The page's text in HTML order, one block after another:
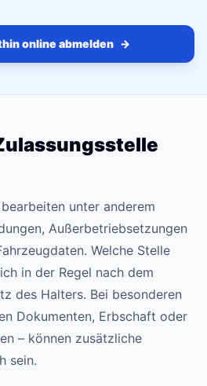
online abmelden →
unter anderem
Außerbetriebsetzungen
Welche Stelle
in der Regel nach dem
des Halters. Bei besonderen
Dokumenten, Erbschaft oder
– können zusätzliche
sein.